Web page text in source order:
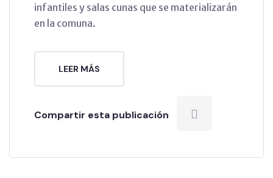
infantiles y salas cunas que se materializarán
en la comuna.
LEER MÁS
Compartir esta publicación